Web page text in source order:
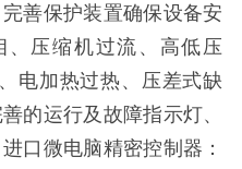
善保护装置确保设备安
压缩机过流、高低压
电加热过热、压差式缺
的运行及故障指示灯、
口微电脑精密控制器：